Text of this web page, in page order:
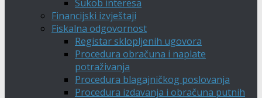
Sukob interesa
Financijski izvještaji
Fiskalna odgovornost
Registar sklopljenih ugovora
Procedura obračuna i naplate
potraživanja
Procedura blagajničkog poslovanja
Procedura izdavanja i obračuna putnih